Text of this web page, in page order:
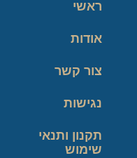
ראשי
אודות
צור קשר
נגישות
תקנון ותנאי
שימוש